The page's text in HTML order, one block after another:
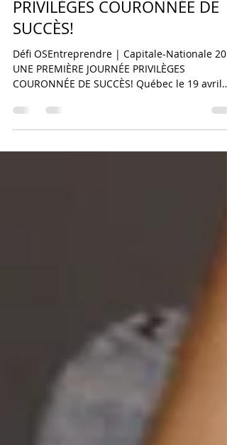
UNE PREMIÈRE JOURNÉE
PRIVILÈGES COURONNÉE DE
SUCCÈS!
Défi OSEntreprendre | Capitale-Nationale
COURONNÉE DE SUCCÈS! Québec le 19 avril
2016 – Dans le...